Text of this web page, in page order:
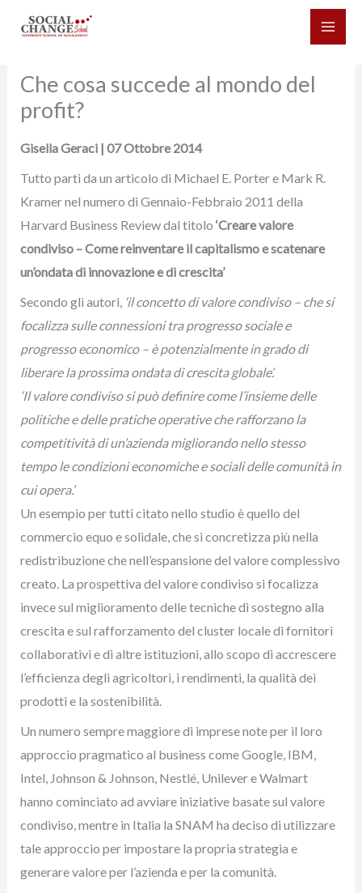
Che cosa succede al mondo del
profit?
Gisella Geraci | 07 Ottobre 2014
Tutto partì da un articolo di Michael E. Porter e Mark R.
Kramer nel numero di Gennaio-Febbraio 2011 della
Harvard Business Review dal titolo ‘Creare valore
condiviso – Come reinventare il capitalismo e scatenare
un’ondata di innovazione e di crescita’
Secondo gli autori, ‘il concetto di valore condiviso – che si
focalizza sulle connessioni tra progresso sociale e
progresso economico – è potenzialmente in grado di
liberare la prossima ondata di crescita globale’.
‘Il valore condiviso si può definire come l’insieme delle
politiche e delle pratiche operative che rafforzano la
competitività di un’azienda migliorando nello stesso
tempo le condizioni economiche e sociali delle comunità in
cui opera.’
Un esempio per tutti citato nello studio è quello del
commercio equo e solidale, che si concretizza più nella
redistribuzione che nell’espansione del valore complessivo
creato. La prospettiva del valore condiviso si focalizza
invece sul miglioramento delle tecniche di sostegno alla
crescita e sul rafforzamento del cluster locale di fornitori
collaborativi e di altre istituzioni, allo scopo di accrescere
l’efficienza degli agricoltori, i rendimenti, la qualità dei
prodotti e la sostenibilità.
Un numero sempre maggiore di imprese note per il loro
approccio pragmatico al business come Google, IBM,
Intel, Johnson & Johnson, Nestlé, Unilever e Walmart
hanno cominciato ad avviare iniziative basate sul valore
condiviso, mentre in Italia la SNAM ha deciso di utilizzare
tale approccio per impostare la propria strategia e
generare valore per l’azienda e per la comunità.